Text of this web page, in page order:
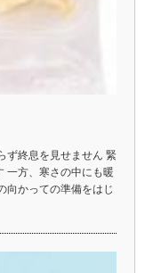
ず終息を見せません 緊
一方、寒さの中にも暖
向かっての準備をはじ